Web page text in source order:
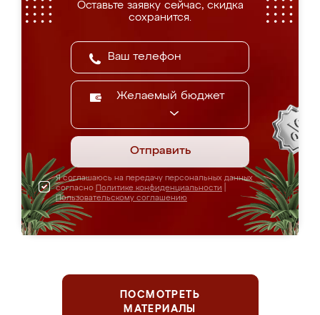
Оставьте заявку сейчас, скидка
сохранится.
Желаемый бюджет
Отправить
Я соглашаюсь на передачу персональных данных
согласно Политике конфиденциальности
Пользовательскому соглашению
ПОСМОТРЕТЬ
МАТЕРИАЛЫ